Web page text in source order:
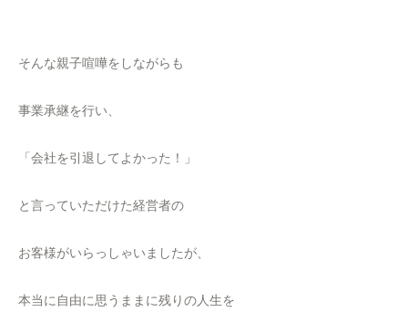
そんな親子喧嘩をしながらも
事業承継を行い、
「会社を引退してよかった！」
と言っていただけた経営者の
お客様がいらっしゃいましたが、
本当に自由に思うままに残りの人生を